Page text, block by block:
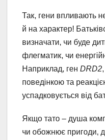
Так, гени впливають
й на характер!
визначати, чи буде
флегматик, чи
Наприклад, ген DRD2
поведінкою та
успадковується від
Якщо тато – душа
чи обожнює пригоди,